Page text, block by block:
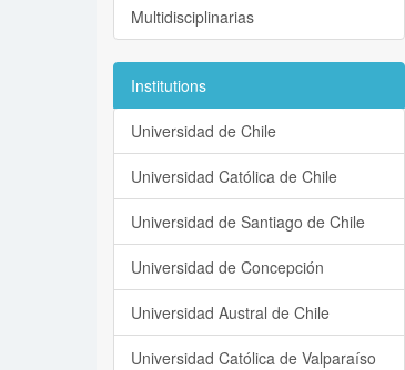
Multidisciplinarias
Institutions
Universidad de Chile
Universidad Católica de Chile
Universidad de Santiago de Chile
Universidad de Concepción
Universidad Austral de Chile
Universidad Católica de Valparaíso